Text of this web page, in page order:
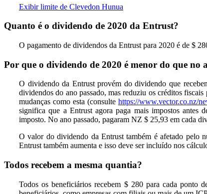
Exibir limite de Clevedon Hunua
Quanto é o dividendo de 2020 da Entrust?
O pagamento de dividendos da Entrust para 2020 é de $
Por que o dividendo de 2020 é menor do que no
O dividendo da Entrust provém do dividendo que
dividendos do ano passado, mas reduziu os créditos
mudanças como esta (consulte https://www.vector.co.nz/
significa que a Entrust agora paga mais impostos antes
imposto. No ano passado, pagaram NZ $ 25,93 em cada
O valor do dividendo da Entrust também é afetado pelo
Entrust também aumenta e isso deve ser incluído nos
Todos recebem a mesma quantia?
Todos os beneficiários recebem $ 280 para cada ponto